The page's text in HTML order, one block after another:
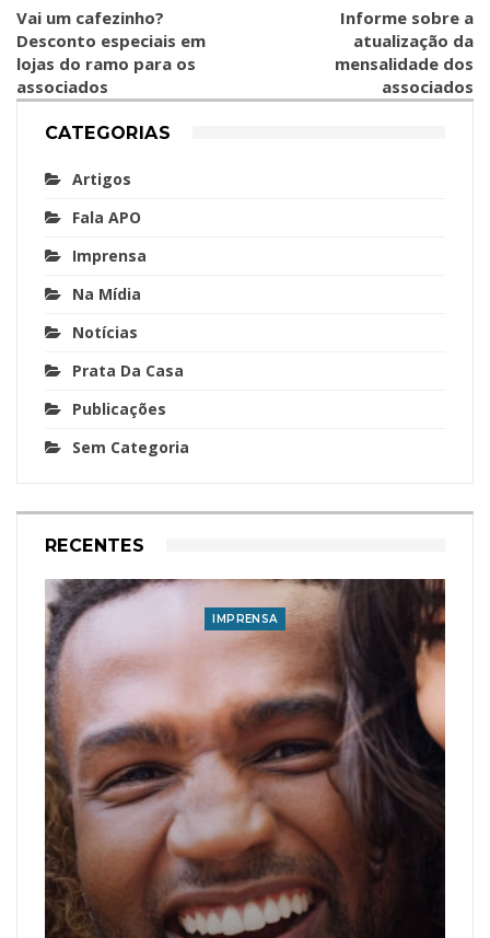
Vai um cafezinho?
Desconto especiais em
lojas do ramo para os
associados
Informe sobre a
atualização da
mensalidade dos
associados
CATEGORIAS
Artigos
Fala APO
Imprensa
Na Mídia
Notícias
Prata Da Casa
Publicações
Sem Categoria
RECENTES
IMPRENSA